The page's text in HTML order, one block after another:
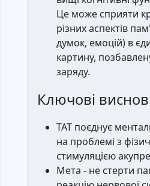
Це може сприяти
різних аспектів
думок, емоцій) в
картину,
заряду.
Ключові
TAT поєднує
на проблемі з
стимуляцією
Мета - не стерти